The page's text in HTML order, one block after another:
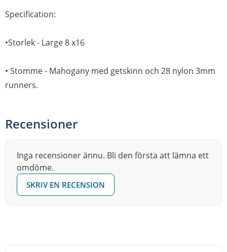
Specification:
•Storlek - Large 8 x16
• Stomme - Mahogany med getskinn och 28 nylon 3mm
runners.
Recensioner
Inga recensioner ännu. Bli den första att lämna ett
omdöme.
SKRIV EN RECENSION